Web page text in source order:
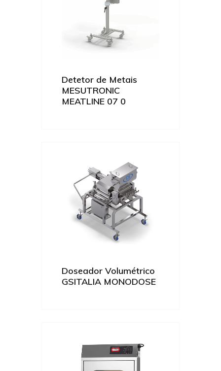
Detetor de Metais
MESUTRONIC
MEATLINE 07 0
Doseador Volumétrico
GSITALIA MONODOSE